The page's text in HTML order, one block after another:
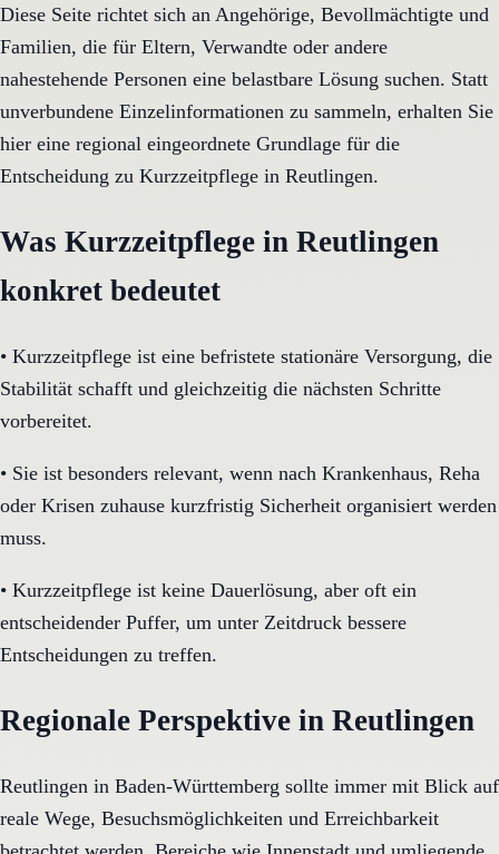
Diese Seite richtet sich an Angehörige, Bevollmächtigte und
Familien, die für Eltern, Verwandte oder andere
nahestehende Personen eine belastbare Lösung suchen. Statt
unverbundene Einzelinformationen zu sammeln, erhalten Sie
hier eine regional eingeordnete Grundlage für die
Entscheidung zu Kurzzeitpflege in Reutlingen.
Was Kurzzeitpflege in Reutlingen
konkret bedeutet
• Kurzzeitpflege ist eine befristete stationäre Versorgung, die
Stabilität schafft und gleichzeitig die nächsten Schritte
vorbereitet.
• Sie ist besonders relevant, wenn nach Krankenhaus, Reha
oder Krisen zuhause kurzfristig Sicherheit organisiert werden
muss.
• Kurzzeitpflege ist keine Dauerlösung, aber oft ein
entscheidender Puffer, um unter Zeitdruck bessere
Entscheidungen zu treffen.
Regionale Perspektive in Reutlingen
Reutlingen in Baden-Württemberg sollte immer mit Blick auf
reale Wege, Besuchsmöglichkeiten und Erreichbarkeit